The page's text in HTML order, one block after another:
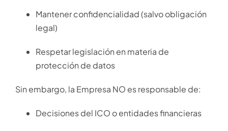
Mantener confidencialidad (salvo obligación
legal)
Respetar legislación en materia de
protección de datos
Sin embargo, la Empresa NO es responsable de:
Decisiones del ICO o entidades financieras